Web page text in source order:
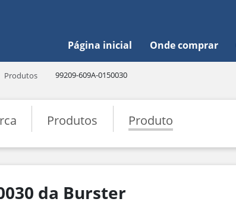
Página inicial Onde comprar
Produtos 99209-609A-0150030
Produtos Produto
da Burster